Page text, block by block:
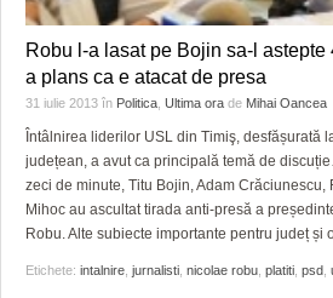
Robu l-a lasat pe Bojin sa-l astepte
a plans ca e atacat de presa
31 iulie 2013 în Politica Ultima ora de Mihai Oancea
Întâlnirea liderilor USL din Timiş, desfășurată
județean, a avut ca principală temă de
zeci de minute, Titu Bojin, Adam Crăciunescu,
Mihoc au ascultat tirada anti-presă a
Robu. Alte subiecte importante pentru județ și
Etichete: intalnire jurnalisti nicolae robu platiti psd